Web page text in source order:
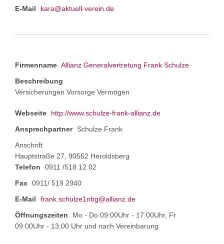
E-Mail
kara@aktuell-verein.de
Firmenname Allianz Generalvertretung Frank Schulze
Beschreibung
Versicherungen Vorsorge Vermögen
Webseite
http://www.schulze-frank-allianz.de
Ansprechpartner
Schulze Frank
Anschrift
Hauptstraße 27, 90562 Heroldsberg
Telefon
0911 /518 12 02
Fax 0911/ 519 2940
E-Mail
frank.schulze1nbg@allianz.de
Öffnungszeiten
Mo - Do 09:00Uhr - 17:00Uhr, Fr
09:00Uhr - 13:00 Uhr und nach Vereinbarung